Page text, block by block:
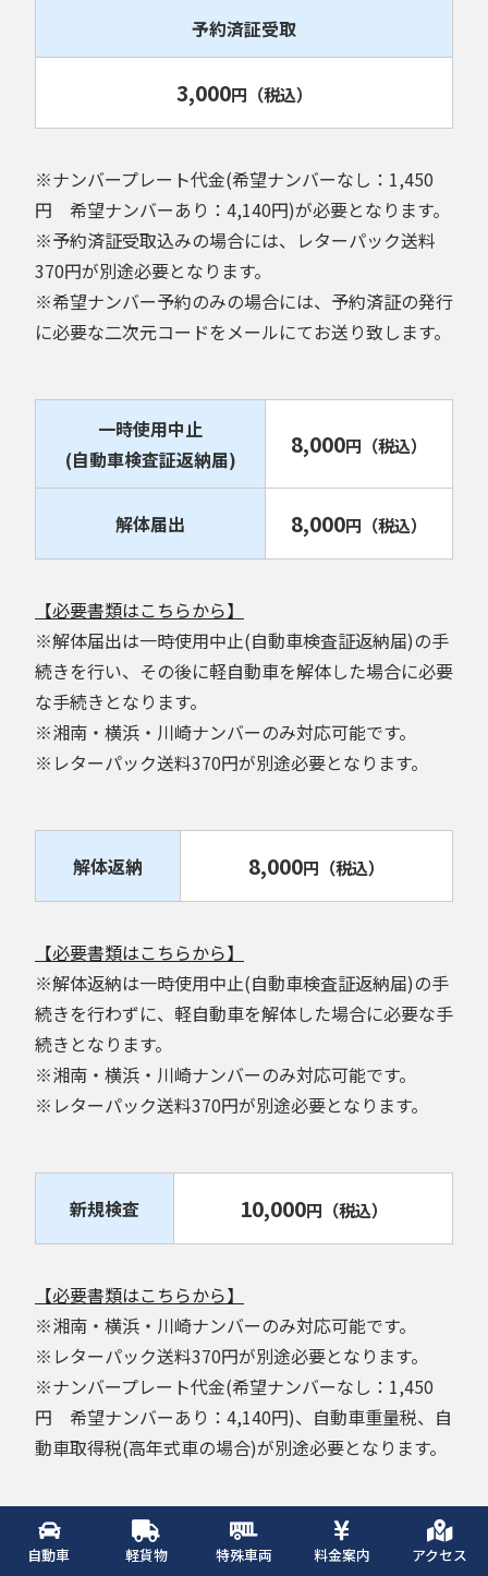
自動車 軽貨物 特殊車両 料金案内 アクセス
予約済証受取
3,000円 （税込）
※ナンバープレート代金(希望ナンバーなし：1,450
円 希望ナンバーあり：4,140円)が必要となります。
※予約済証受取込みの場合には、レターパック送料
370円が別途必要となります。
※希望ナンバー予約のみの場合には、予約済証の発行
に必要な二次元コードをメールにてお送り致します。
一時使用中止
(自動車検査証返納届)
8,000円 （税込）
解体届出 8,000円 （税込）
【必要書類はこちらから】
※解体届出は一時使用中止(自動車検査証返納届)の手
続きを行い、その後に軽自動車を解体した場合に必要
な手続きとなります。
※湘南・横浜・川崎ナンバーのみ対応可能です。
※レターパック送料370円が別途必要となります。
解体返納 8,000円 （税込）
【必要書類はこちらから】
※解体返納は一時使用中止(自動車検査証返納届)の手
続きを行わずに、軽自動車を解体した場合に必要な手
続きとなります。
※湘南・横浜・川崎ナンバーのみ対応可能です。
※レターパック送料370円が別途必要となります。
新規検査 10,000円 （税込）
【必要書類はこちらから】
※湘南・横浜・川崎ナンバーのみ対応可能です。
※レターパック送料370円が別途必要となります。
※ナンバープレート代金(希望ナンバーなし：1,450
円 希望ナンバーあり：4,140円)、自動車重量税、自
動車取得税(高年式車の場合)が別途必要となります。
所有権解除代行
6,000円（税込）～